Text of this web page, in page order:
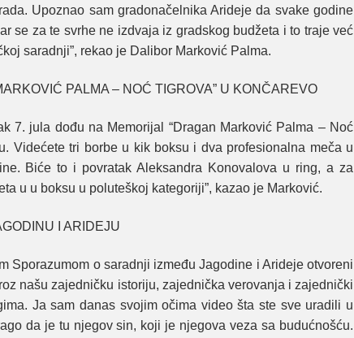
Upoznao sam gradonačelnika Arideje da svake godine
se za te svrhe ne izdvaja iz gradskog budžeta i to traje već
saradnji”, rekao je Dalibor Marković Palma.
PALMA – NOĆ TIGROVA” U KONČAREVO
7. jula dođu na Memorijal “Dragan Marković Palma – Noć
Videćete tri borbe u kik boksu i dva profesionalna meča u
Biće to i povratak Aleksandra Konovalova u ring, a za
u u boksu u poluteškoj kategoriji”, kazao je Marković.
I ARIDEJU
Sporazumom o saradnji između Jagodine i Arideje otvoreni
našu zajedničku istoriju, zajednička verovanja i zajednički
Ja sam danas svojim očima video šta ste sve uradili u
da je tu njegov sin, koji je njegova veza sa budućnošću.